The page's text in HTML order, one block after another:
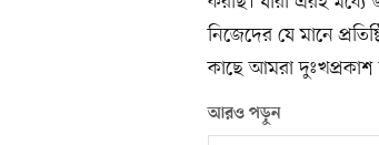
নিজেদের যে মানে
কাছে আমরা দুঃখপ্রকাশ
আরও পড়ুন